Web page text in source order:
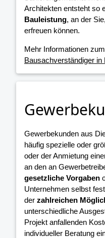
Architekten entsteht so
Bauleistung, an der
erfreuen können.
Mehr Informationen
Bausachverständiger
Gewerbekunden aus
häufig spezielle oder
oder der Anmietung
an den an
gesetzliche Vorgaben
Unternehmen selbst
der zahlreichen
unterschiedliche
Projekt anfallenden
individueller Beratung